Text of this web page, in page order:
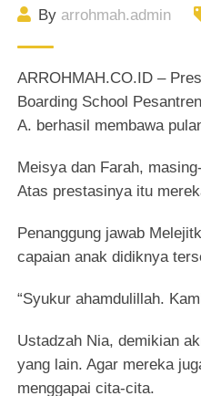
By arrohmah.admin
ARROHMAH.CO.ID –
Boarding School
A. berhasil membawa
Meisya dan Farah,
Atas prestasinya itu
Penanggung jawab
capaian anak didiknya
“Syukur ahamdulillah.
Ustadzah Nia, demikian
yang lain. Agar mereka
menggapai cita-cita.